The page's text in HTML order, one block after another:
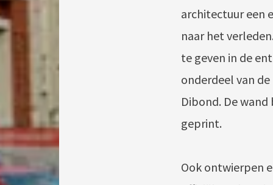
architectuur een
naar het
te geven in de
onderdeel van
Dibond. De
geprint.
Ook ontwierpen